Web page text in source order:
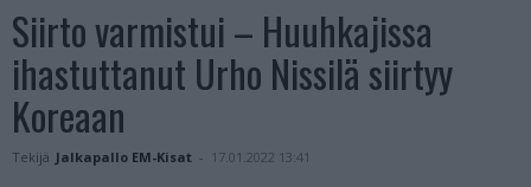
Siirto varmistui – Huuhkajissa
ihastuttanut Urho Nissilä siirtyy
Koreaan
Tekijä Jalkapallo EM-Kisat - 17.01.2022 13:41